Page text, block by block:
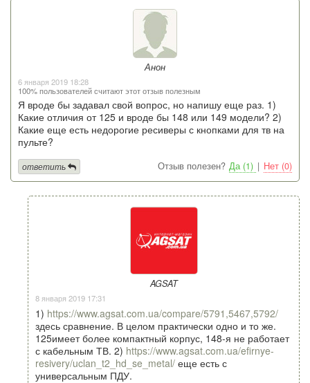
Анон
6 января 2019 18:28
100% пользователей считают этот отзыв полезным
Я вроде бы задавал свой вопрос, но напишу еще раз. 1)
Какие отличия от 125 и вроде бы 148 или 149 модели? 2)
Какие еще есть недорогие ресиверы с кнопками для тв на
пульте?
Отзыв полезен? Да (1) | Нет (0)
ответить
AGSAT
8 января 2019 17:31
1) https://www.agsat.com.ua/compare/5791,5467,5792/
здесь сравнение. В целом практически одно и то же.
125имеет более компактный корпус, 148-я не работает
с кабельным ТВ. 2) https://www.agsat.com.ua/efirnye-
resivery/uclan_t2_hd_se_metal/ еще есть с
универсальным ПДУ.